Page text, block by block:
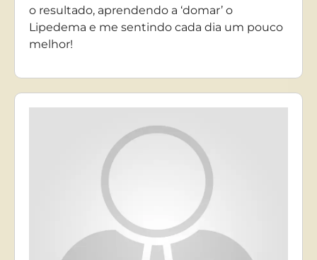
o resultado, aprendendo a ‘domar’ o
Lipedema e me sentindo cada dia um pouco
melhor!